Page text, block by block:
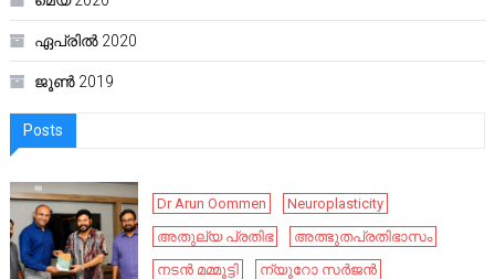
ഏപ്രിൽ 2020
ജൂൺ 2019
Posts
Dr Arun Oommen
Neuroplasticity
അതുല്യ പ്രതിഭ
അത്ഭുതപ്രതിഭാസം
നടൻ മമ്മൂട്ടി
ന്യൂറോ സർജൻ